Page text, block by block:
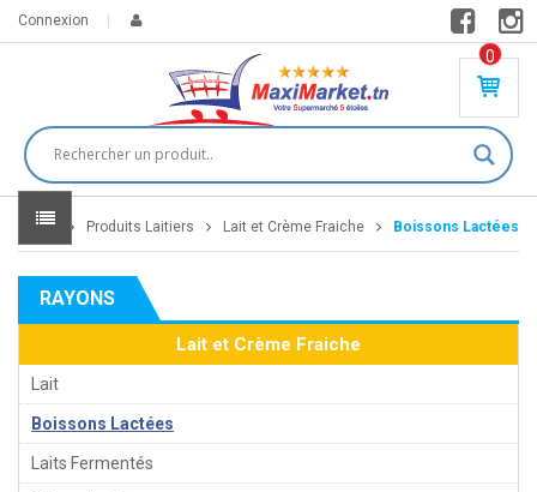
Connexion
0
PR
DU
IT(
S)
DT
Home Produits Laitiers Lait et Crème Fraiche Boissons Lactées
RAYONS
Lait et Crème Fraiche
Lait
Boissons Lactées
Laits Fermentés